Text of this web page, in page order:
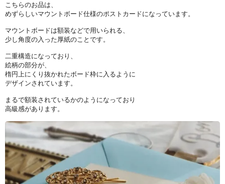
こちらのお品は、
めずらしいマウントボード仕様のポストカードになっています。
マウントボードは額装などで用いられる、
少し角度の入った厚紙のことです。
二重構造になっており、
絵柄の部分が、
楕円上にくり抜かれたボード枠に入るように
デザインされています。
まるで額装されているかのようになっており
高級感があります。